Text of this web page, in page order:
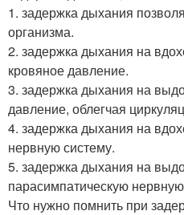
1. задержка дыхания
организма.
2. задержка дыхания на
кровяное давление.
3. задержка дыхания на
давление, облегчая
4. задержка дыхания на
нервную систему.
5. задержка дыхания на
парасимпатическую
Что нужно помнить при